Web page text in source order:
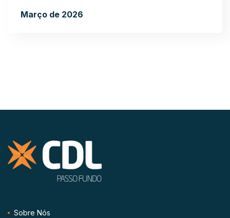
Março de 2026
Sobre Nós